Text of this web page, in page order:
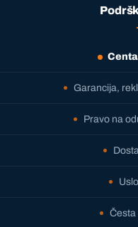
Garancija,
Pravo na
Česta